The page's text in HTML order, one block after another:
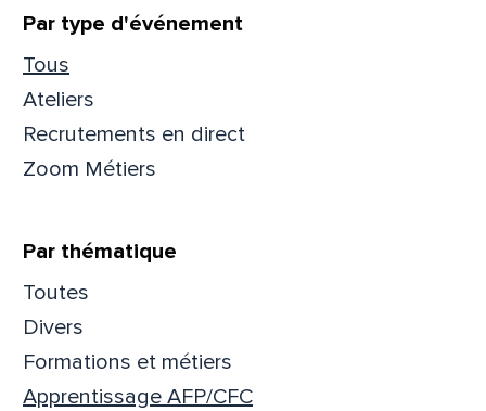
Filtrer
Par type d'événement
Tous
Ateliers
Recrutements en direct
Zoom Métiers
Par thématique
Toutes
Divers
Formations et métiers
Apprentissage AFP/CFC